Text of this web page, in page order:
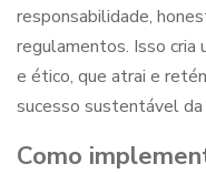
responsabilidade,
regulamentos. Isso cria
e ético, que atrai e
sucesso sustentável da
Como